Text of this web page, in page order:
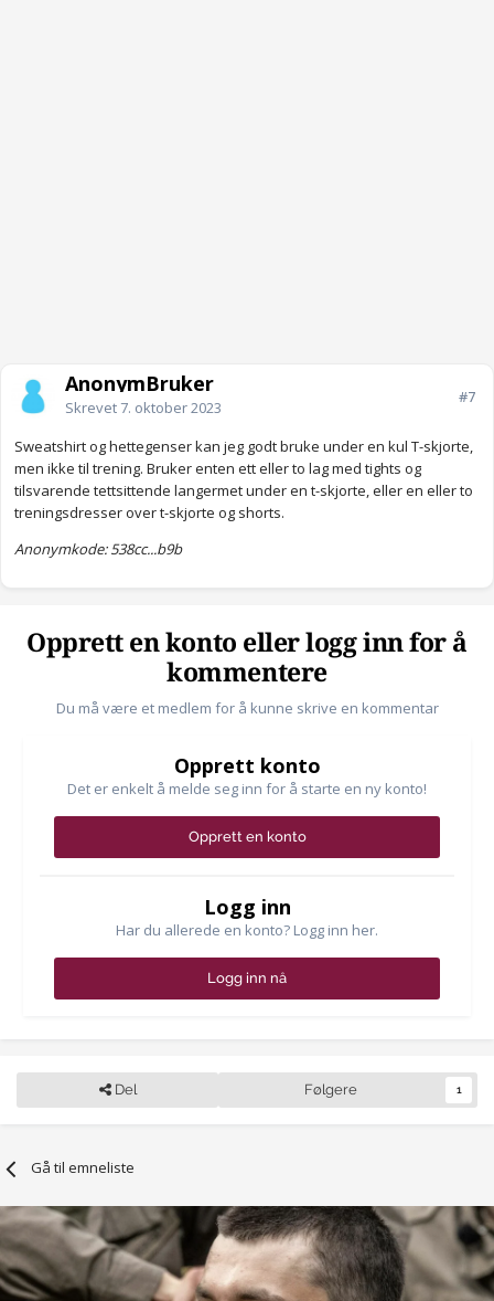
AnonymBruker
Skrevet7. oktober 2023
#7
Sweatshirt og hettegenser kan jeg godt bruke under en kul T-skjorte,
men ikke til trening. Bruker enten ett eller to lag med tights og
tilsvarende tettsittende langermet under en t-skjorte, eller en eller to
treningsdresser over t-skjorte og shorts.
Anonymkode: 538cc...b9b
Opprett en konto eller logg inn for å
kommentere
Du må være et medlem for å kunne skrive en kommentar
Opprett konto
Det er enkelt å melde seg inn for å starte en ny konto!
Opprett en konto
Logg inn
Har du allerede en konto? Logg inn her.
Logg inn nå
Del Følgere 1
Gå til emneliste